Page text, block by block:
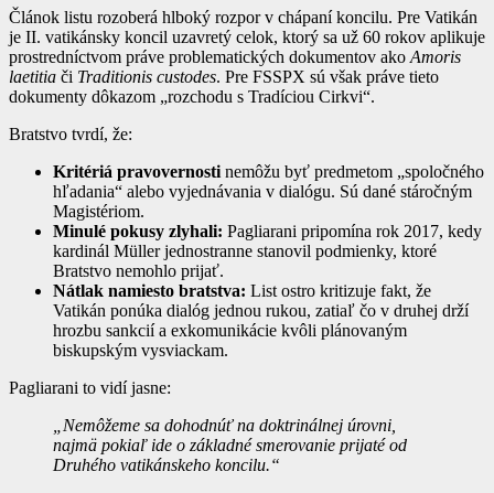
Článok listu rozoberá hlboký rozpor v chápaní koncilu. Pre Vatikán
je II. vatikánsky koncil uzavretý celok, ktorý sa už 60 rokov aplikuje
prostredníctvom práve problematických dokumentov ako Amoris
laetitia či Traditionis custodes. Pre FSSPX sú však práve tieto
dokumenty dôkazom „rozchodu s Tradíciou Cirkvi“.
Bratstvo tvrdí, že:
Kritériá pravovernosti nemôžu byť predmetom „spoločného
hľadania“ alebo vyjednávania v dialógu. Sú dané stáročným
Magistériom.
Minulé pokusy zlyhali: Pagliarani pripomína rok 2017, kedy
kardinál Müller jednostranne stanovil podmienky, ktoré
Bratstvo nemohlo prijať.
Nátlak namiesto bratstva: List ostro kritizuje fakt, že
Vatikán ponúka dialóg jednou rukou, zatiaľ čo v druhej drží
hrozbu sankcií a exkomunikácie kvôli plánovaným
biskupským vysviackam.
Pagliarani to vidí jasne:
„Nemôžeme sa dohodnúť na doktrinálnej úrovni,
najmä pokiaľ ide o základné smerovanie prijaté od
Druhého vatikánskeho koncilu.“